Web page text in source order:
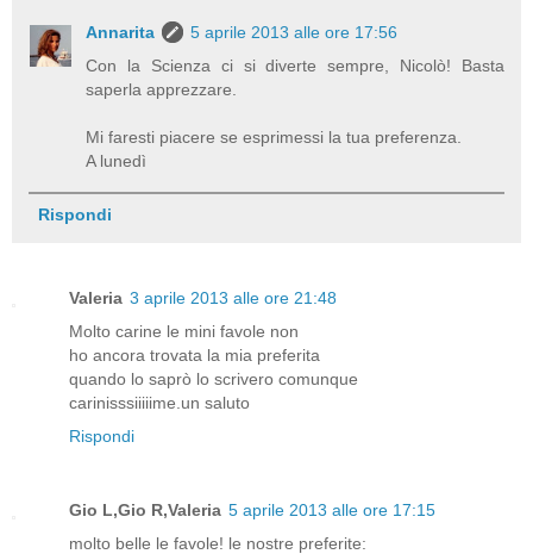
Annarita
5 aprile 2013 alle ore 17:56
Con la Scienza ci si diverte sempre, Nicolò! Basta
saperla apprezzare.
Mi faresti piacere se esprimessi la tua preferenza.
A lunedì
Rispondi
Valeria 3 aprile 2013 alle ore 21:48
Molto carine le mini favole non
ho ancora trovata la mia preferita
quando lo saprò lo scrivero comunque
carinisssiiiiime.un saluto
Rispondi
Gio L,Gio R,Valeria 5 aprile 2013 alle ore 17:15
molto belle le favole! le nostre preferite: